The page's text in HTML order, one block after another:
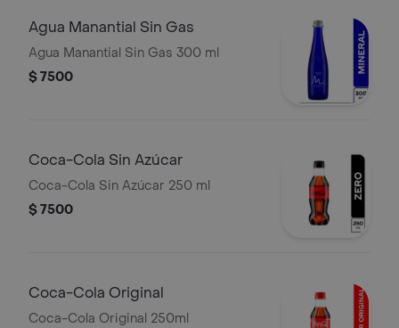
Agua Manantial Sin Gas
Agua Manantial Sin Gas 300 ml
$ 7500
Coca-Cola Sin Azúcar
Coca-Cola Sin Azúcar 250 ml
$ 7500
Coca-Cola Original
Coca-Cola Original 250ml